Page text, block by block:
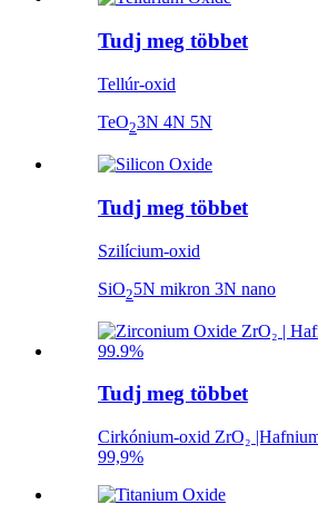
Tudj meg többet
Tellúr-oxid
TeO23N 4N 5N
Tudj meg többet
Szilícium-oxid
SiO25N mikron 3N nano
Tudj meg többet
Cirkónium-oxid ZrO₂
99,9%